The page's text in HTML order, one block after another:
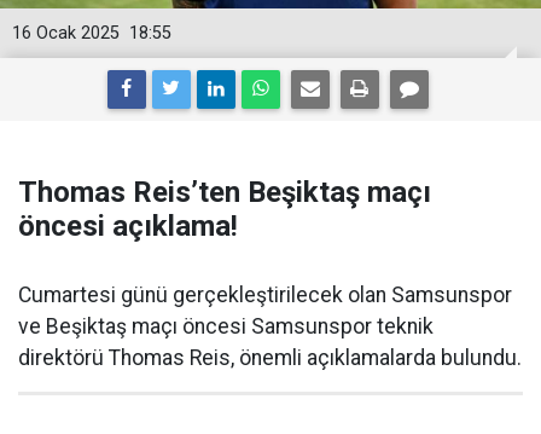
18:55
16 Ocak 2025
Thomas Reis’ten Beşiktaş maçı
öncesi açıklama!
Cumartesi günü gerçekleştirilecek olan Samsunspor
ve Beşiktaş maçı öncesi Samsunspor teknik
direktörü Thomas Reis, önemli açıklamalarda bulundu.